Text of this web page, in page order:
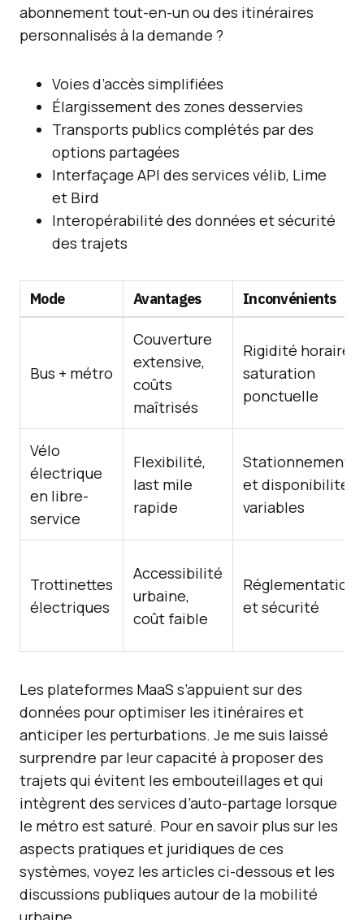
abonnement tout-en-un ou des itinéraires
personnalisés à la demande ?
Voies d’accès simplifiées
Élargissement des zones desservies
Transports publics complétés par des
options partagées
Interfaçage API des services vélib, Lime
et Bird
Interopérabilité des données et sécurité
des trajets
Mode Avantages Inconvénients
Bus + métro
Couverture
extensive,
coûts
maîtrisés
Rigidité horaire,
saturation
ponctuelle
Vélo
électrique
en libre-
service
Flexibilité,
last mile
rapide
Stationnement
et disponibilité
variables
Trottinettes
électriques
Accessibilité
urbaine,
coût faible
Réglementation
et sécurité
Les plateformes MaaS s’appuient sur des
données pour optimiser les itinéraires et
anticiper les perturbations. Je me suis laissé
surprendre par leur capacité à proposer des
trajets qui évitent les embouteillages et qui
intègrent des services d’auto-partage lorsque
le métro est saturé. Pour en savoir plus sur les
aspects pratiques et juridiques de ces
systèmes, voyez les articles ci-dessous et les
discussions publiques autour de la mobilité